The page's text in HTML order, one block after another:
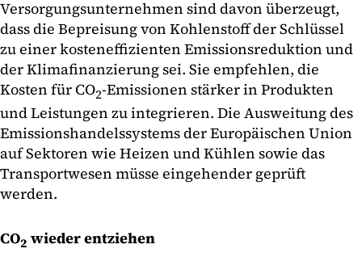
Versorgungsunternehmen sind davon überzeugt,
dass die Bepreisung von Kohlenstoff der Schlüssel
zu einer kosteneffizienten Emissionsreduktion und
der Klimafinanzierung sei. Sie empfehlen, die
Kosten für CO2-Emissionen stärker in Produkten
und Leistungen zu integrieren. Die Ausweitung des
Emissionshandelssystems der Europäischen Union
auf Sektoren wie Heizen und Kühlen sowie das
Transportwesen müsse eingehender geprüft
werden.
CO2 wieder entziehen